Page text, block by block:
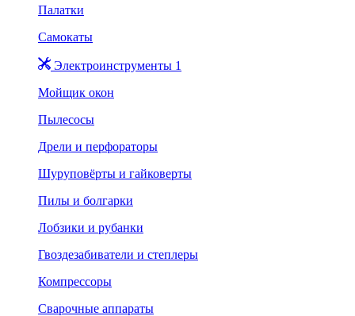
Палатки
Самокаты
Электроинструменты 1
Мойщик окон
Пылесосы
Дрели и перфораторы
Шуруповёрты и гайковерты
Пилы и болгарки
Лобзики и рубанки
Гвоздезабиватели и степлеры
Компрессоры
Сварочные аппараты